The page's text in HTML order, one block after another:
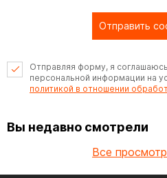
Отправить
Отправляя форму, я
персональной информации на
политикой в отношении
Вы недавно смотрели
Все